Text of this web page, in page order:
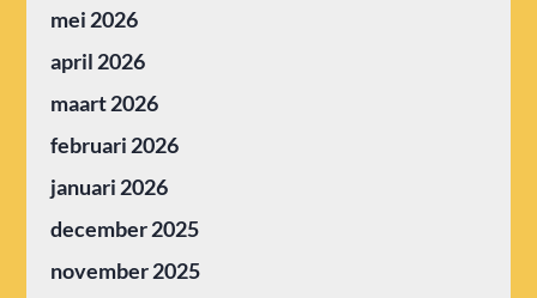
mei 2026
april 2026
maart 2026
februari 2026
januari 2026
december 2025
november 2025